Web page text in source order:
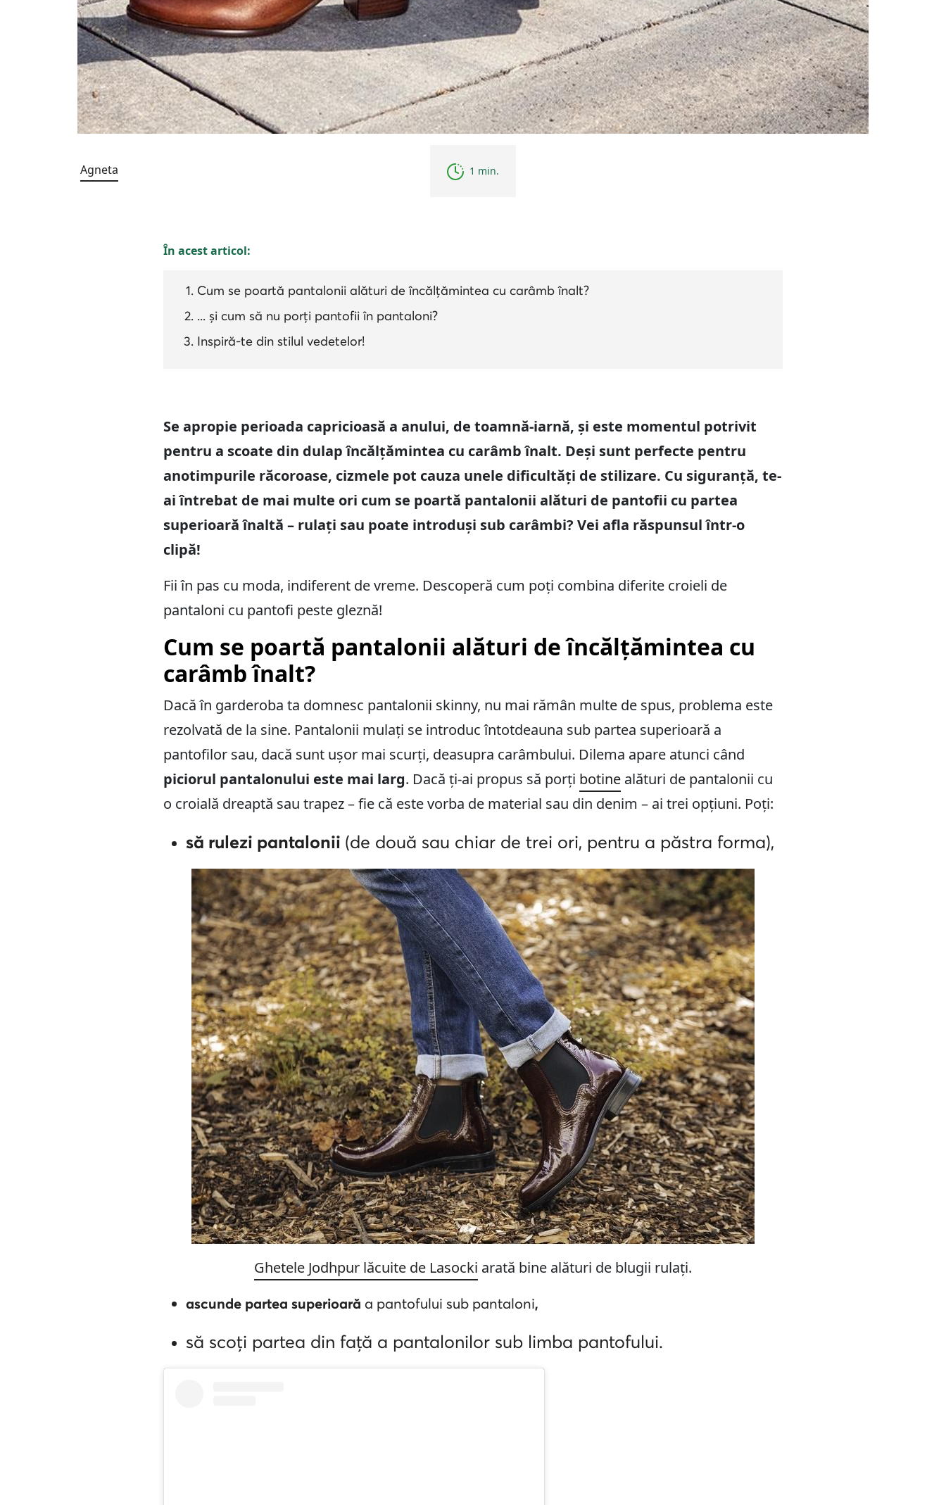
Femei Sfaturi
Agneta 1 min.
În acest articol:
Cum se poartă pantalonii alături de încălțămintea cu carâmb înalt?
... și cum să nu porți pantofii în pantaloni?
Inspiră-te din stilul vedetelor!
Se apropie perioada capricioasă a anului, de toamnă-iarnă, și este momentul potrivit
pentru a scoate din dulap încălțămintea cu carâmb înalt. Deși sunt perfecte pentru
anotimpurile răcoroase, cizmele pot cauza unele dificultăți de stilizare. Cu siguranță, te-
ai întrebat de mai multe ori cum se poartă pantalonii alături de pantofii cu partea
superioară înaltă – rulați sau poate introduși sub carâmbi? Vei afla răspunsul într-o
clipă!
Fii în pas cu moda, indiferent de vreme. Descoperă cum poți combina diferite croieli de
pantaloni cu pantofi peste gleznă!
Cum se poartă pantalonii alături de încălțămintea cu
carâmb înalt?
Dacă în garderoba ta domnesc pantalonii skinny, nu mai rămân multe de spus, problema este
rezolvată de la sine. Pantalonii mulați se introduc întotdeauna sub partea superioară a
pantofilor sau, dacă sunt ușor mai scurți, deasupra carâmbului. Dilema apare atunci când
piciorul pantalonului este mai larg. Dacă ți-ai propus să porți botine alături de pantalonii cu
o croială dreaptă sau trapez – fie că este vorba de material sau din denim – ai trei opțiuni. Poți:
să rulezi pantalonii (de două sau chiar de trei ori, pentru a păstra forma),
Ghetele Jodhpur lăcuite de Lasocki arată bine alături de blugii rulați.
ascunde partea superioară a pantofului sub pantaloni,
să scoți partea din față a pantalonilor sub limba pantofului.